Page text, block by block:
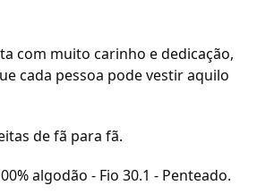
com muito carinho e dedicação,
cada pessoa pode vestir aquilo
de fã para fã.
algodão - Fio 30.1 - Penteado.